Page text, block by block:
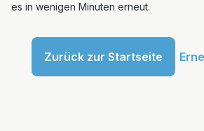
es in wenigen Minuten erneut.
Zurück zur Startseite